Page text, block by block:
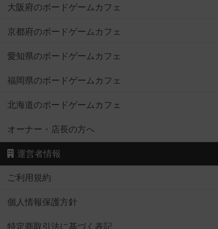
大阪府のボードゲームカフェ
京都府のボードゲームカフェ
愛知県のボードゲームカフェ
福岡県のボードゲームカフェ
北海道のボードゲームカフェ
オーナー・店長の方へ
運営者情報
ご利用規約
個人情報保護方針
特定商取引法に基づく表記